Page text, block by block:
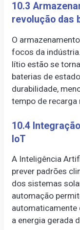
10.3
revolução das
O
focos da
lítio estão se
baterias de
durabilidade,
tempo de recarga
10.4
IoT
A Inteligência
prever padrões
dos sistemas
automação
automaticamente
a energia gerada